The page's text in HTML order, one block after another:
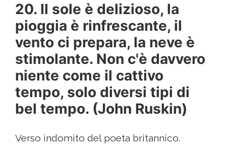
20. Il sole è delizioso, la
pioggia è rinfrescante, il
vento ci prepara, la neve è
stimolante. Non c'è davvero
niente come il cattivo
tempo, solo diversi tipi di
bel tempo. (John Ruskin)
Verso indomito del poeta britannico.